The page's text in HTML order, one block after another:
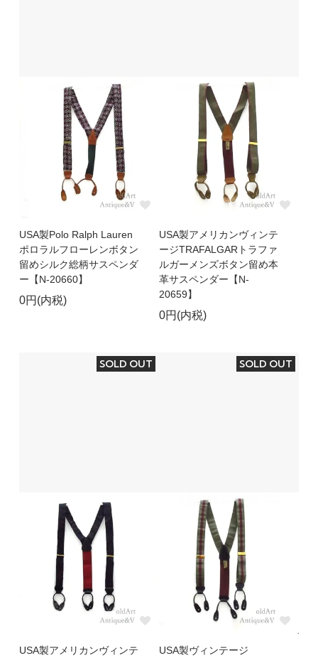
USA製Polo Ralph Lauren
ポロラルフローレンボタン
留めシルク総柄サスペンダ
ー【N-20660】
0円(内税)
USA製アメリカンヴィンテ
ージTRAFALGARトラファ
ルガーメンズボタン留め本
革サスペンダー【N-
20659】
0円(内税)
SOLD OUT
USA製アメリカンヴィンテ
SOLD OUT
USA製ヴィンテージ